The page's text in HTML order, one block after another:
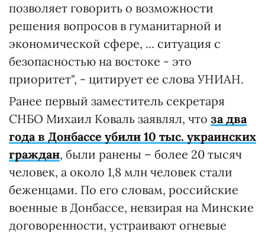
позволяет говорить о возможности
решения вопросов в гуманитарной и
экономической сфере, ... ситуация с
безопасностью на востоке - это
приоритет", - цитирует ее слова УНИАН.
Ранее первый заместитель секретаря
СНБО Михаил Коваль заявлял, что за два
года в Донбассе убили 10 тыс. украинских
граждан, были ранены – более 20 тысяч
человек, а около 1,8 млн человек стали
беженцами. По его словам, российские
военные в Донбассе, невзирая на Минские
договоренности, устраивают огневые